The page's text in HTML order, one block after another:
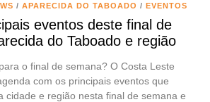
/ APARECIDA DO TABOADO / EVENTOS
eventos deste final de
do Taboado e região
o final de semana? O Costa Leste
com os principais eventos que
cidade e região nesta final de semana e